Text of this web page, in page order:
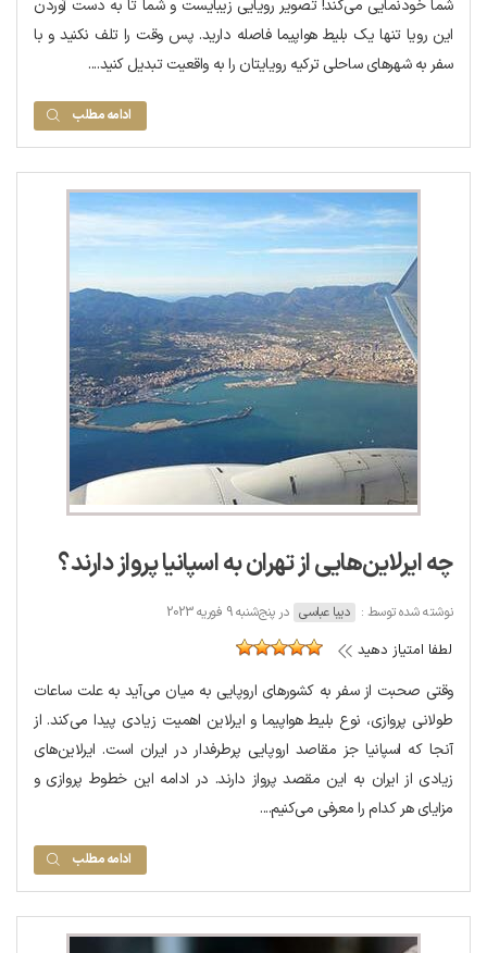
شما خودنمایی می‌کند! تصویر رویایی زیبایست و شما تا به دست آوردن
این رویا تنها یک بلیط هواپیما فاصله دارید. پس وقت را تلف نکنید و با
سفر به شهرهای ساحلی ترکیه رویایتان را به واقعیت تبدیل کنید....
ادامه مطلب
چه ایرلاین‌هایی از تهران به اسپانیا پرواز دارند؟
نوشته شده توسط : دیبا عباسی در پنج‌شنبه 9 فوریه 2023
لطفا امتیاز دهید
وقتی صحبت از سفر به کشورهای اروپایی به میان می‌آید به علت ساعات
طولانی پروازی، نوع بلیط هواپیما و ایرلاین اهمیت زیادی پیدا می‌کند. از
آنجا که اسپانیا جز مقاصد اروپایی پرطرفدار در ایران است. ایرلاین‌های
زیادی از ایران به این مقصد پرواز دارند. در ادامه این خطوط پروازی و
مزایای هر کدام را معرفی می‌کنیم....
ادامه مطلب